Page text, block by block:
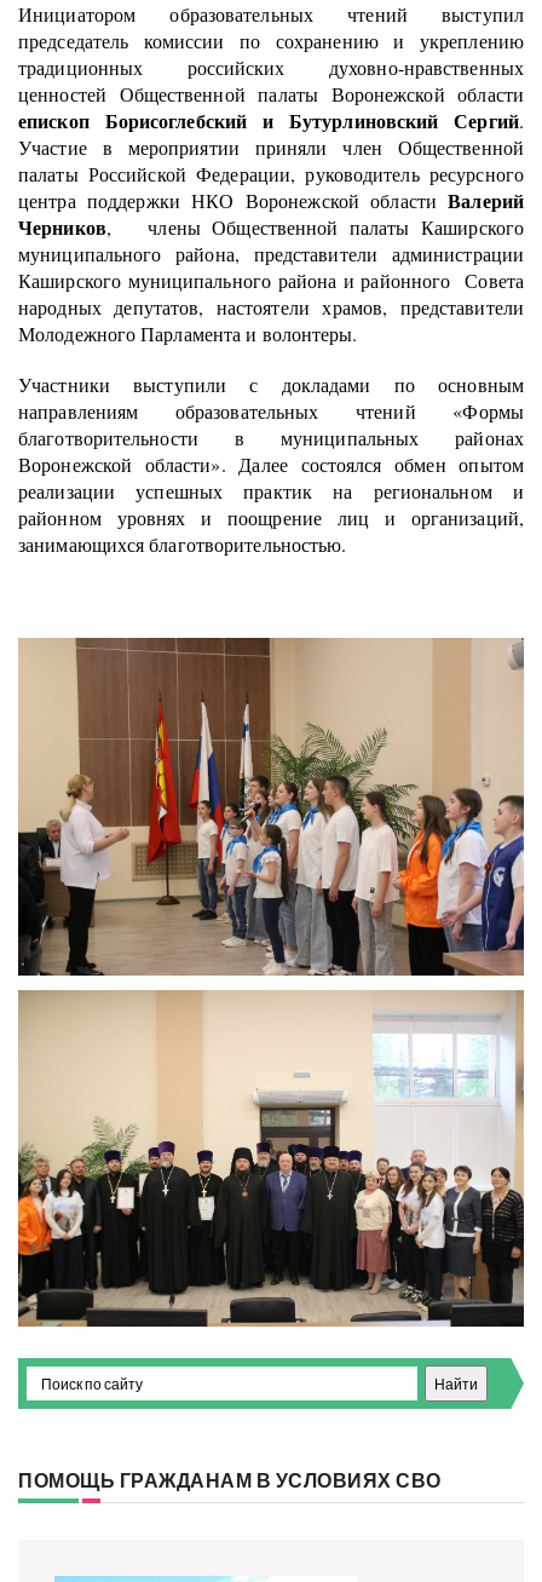
Инициатором образовательных чтений выступил
председатель комиссии по сохранению и укреплению
традиционных российских духовно-нравственных
ценностей Общественной палаты Воронежской области
епископ Борисоглебский и Бутурлиновский Сергий.
Участие в мероприятии приняли член Общественной
палаты Российской Федерации, руководитель ресурсного
центра поддержки НКО Воронежской областиВалерий
Черников, члены Общественной палаты Каширского
муниципального района, представители администрации
Каширского муниципального района и районного Совета
народных депутатов, настоятели храмов, представители
Молодежного Парламента и волонтеры.
Участники выступили с докладами по основным
направлениям образовательных чтений «Формы
благотворительности в муниципальных районах
Воронежской области». Далее состоялся обмен опытом
реализации успешных практик на региональном и
районном уровнях и поощрение лиц и организаций,
занимающихся благотворительностью.
ПОМОЩЬ ГРАЖДАНАМ В УСЛОВИЯХ СВО